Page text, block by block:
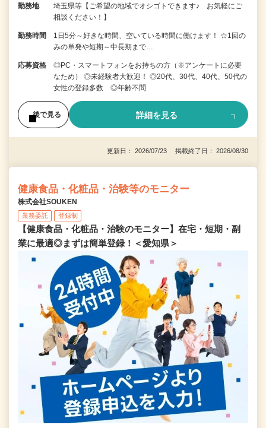
勤務地
埼玉県等【ご希望の地域でオシゴトできます♪ お気軽にご
相談ください！】
勤務時間
1日5分～好きな時間、空いている時間に働けます！ ☆1回の
みの単発や短期～中長期まで…
応募資格
◎PC・スマートフォンをお持ちの方（※アンケートに必要
なため） ◎未経験者大歓迎！ ◎20代、30代、40代、50代の
女性の登録多数 ◎年齢不問
後で見る 詳細を見る
更新日： 2026/07/23 掲載終了日： 2026/08/30
健康食品・化粧品・治験等のモニター
株式会社SOUKEN
業務委託 登録制
【健康食品・化粧品・治験のモニター】在宅・短期・副
業に最適◎まずは簡単登録！＜愛知県＞